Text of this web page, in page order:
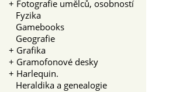
+ Fotografie umělců, osobností
Fyzika
Gamebooks
Geografie
+ Grafika
+ Gramofonové desky
+ Harlequin.
Heraldika a genealogie